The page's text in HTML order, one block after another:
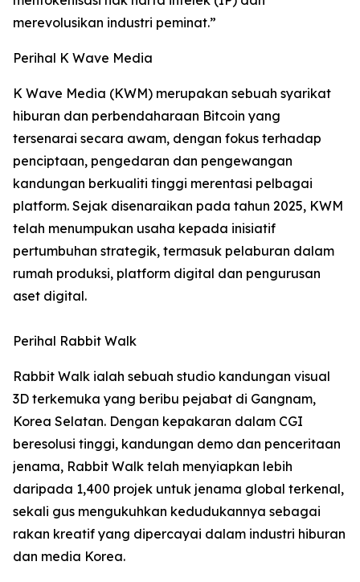
merevolusikan industri peminat.”
Perihal K Wave Media
K Wave Media (KWM) merupakan sebuah syarikat
hiburan dan perbendaharaan Bitcoin yang
tersenarai secara awam, dengan fokus terhadap
penciptaan, pengedaran dan pengewangan
kandungan berkualiti tinggi merentasi pelbagai
platform. Sejak disenaraikan pada tahun 2025, KWM
telah menumpukan usaha kepada inisiatif
pertumbuhan strategik, termasuk pelaburan dalam
rumah produksi, platform digital dan pengurusan
aset digital.
Perihal Rabbit Walk
Rabbit Walk ialah sebuah studio kandungan visual
3D terkemuka yang beribu pejabat di Gangnam,
Korea Selatan. Dengan kepakaran dalam CGI
beresolusi tinggi, kandungan demo dan penceritaan
jenama, Rabbit Walk telah menyiapkan lebih
daripada 1,400 projek untuk jenama global terkenal,
sekali gus mengukuhkan kedudukannya sebagai
rakan kreatif yang dipercayai dalam industri hiburan
dan media Korea.